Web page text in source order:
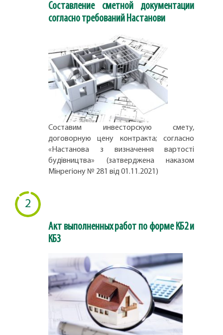
Составление сметной документации
согласно требований Настанови
Составим инвесторскую смету,
договорную цену контракта; согласно
«Настанова з визначення вартості
будівництва» (затверджена наказом
Мінрегіону № 281 від 01.11.2021)
2
Акт выполненных работ по форме КБ2 и
КБ3